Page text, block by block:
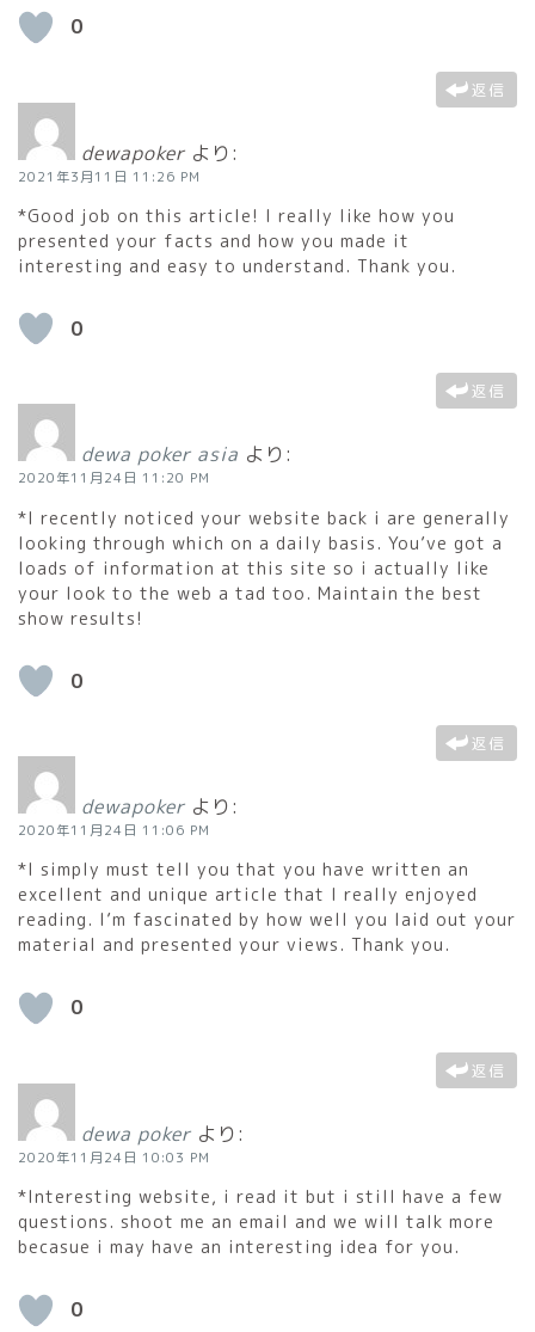
0
返信
dewapoker より:
2021年3月11日 11:26 PM
*Good job on this article! I really like how you
presented your facts and how you made it
interesting and easy to understand. Thank you.
0
返信
dewa poker asia より:
2020年11月24日 11:20 PM
*I recently noticed your website back i are generally
looking through which on a daily basis. You’ve got a
loads of information at this site so i actually like
your look to the web a tad too. Maintain the best
show results!
0
返信
dewapoker より:
2020年11月24日 11:06 PM
*I simply must tell you that you have written an
excellent and unique article that I really enjoyed
reading. I’m fascinated by how well you laid out your
material and presented your views. Thank you.
0
返信
dewa poker より:
2020年11月24日 10:03 PM
*Interesting website, i read it but i still have a few
questions. shoot me an email and we will talk more
becasue i may have an interesting idea for you.
0